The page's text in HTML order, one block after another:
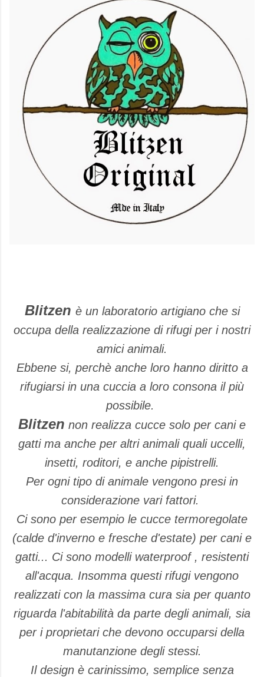
Blitzen è un laboratorio artigiano che si
occupa della realizzazione di rifugi per i nostri
amici animali.
Ebbene si, perchè anche loro hanno diritto a
rifugiarsi in una cuccia a loro consona il più
possibile.
Blitzen non realizza cucce solo per cani e
gatti ma anche per altri animali quali uccelli,
insetti, roditori, e anche pipistrelli.
Per ogni tipo di animale vengono presi in
considerazione vari fattori.
Ci sono per esempio le cucce termoregolate
(calde d'inverno e fresche d'estate) per cani e
gatti... Ci sono modelli waterproof , resistenti
all'acqua. Insomma questi rifugi vengono
realizzati con la massima cura sia per quanto
riguarda l'abitabilità da parte degli animali, sia
per i proprietari che devono occuparsi della
manutanzione degli stessi.
Il design è carinissimo, semplice senza